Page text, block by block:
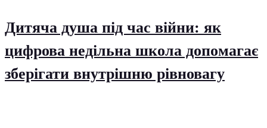
Дитяча душа під час війни: як
цифрова недільна школа допомагає
зберігати внутрішню рівновагу